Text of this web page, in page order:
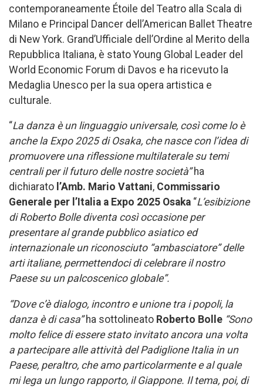
contemporaneamente Étoile del Teatro alla Scala di
Milano e Principal Dancer dell’American Ballet Theatre
di New York. Grand’Ufficiale dell’Ordine al Merito della
Repubblica Italiana, è stato Young Global Leader del
World Economic Forum di Davos e ha ricevuto la
Medaglia Unesco per la sua opera artistica e
culturale.
“La danza è un linguaggio universale, così come lo è
anche la Expo 2025 di Osaka, che nasce con l’idea di
promuovere una riflessione multilaterale su temi
centrali per il futuro delle nostre società”ha
dichiarato l’Amb. Mario Vattani, Commissario
Generale per l’Italia a Expo 2025 Osaka “L’esibizione
di Roberto Bolle diventa così occasione per
presentare al grande pubblico asiatico ed
internazionale un riconosciuto “ambasciatore” delle
arti italiane, permettendoci di celebrare il nostro
Paese su un palcoscenico globale”.
“Dove c’è dialogo, incontro e unione tra i popoli, la
danza è di casa”ha sottolineato Roberto Bolle “Sono
molto felice di essere stato invitato ancora una volta
a partecipare alle attività del Padiglione Italia in un
Paese, peraltro, che amo particolarmente e al quale
mi lega un lungo rapporto, il Giappone. Il tema, poi, di